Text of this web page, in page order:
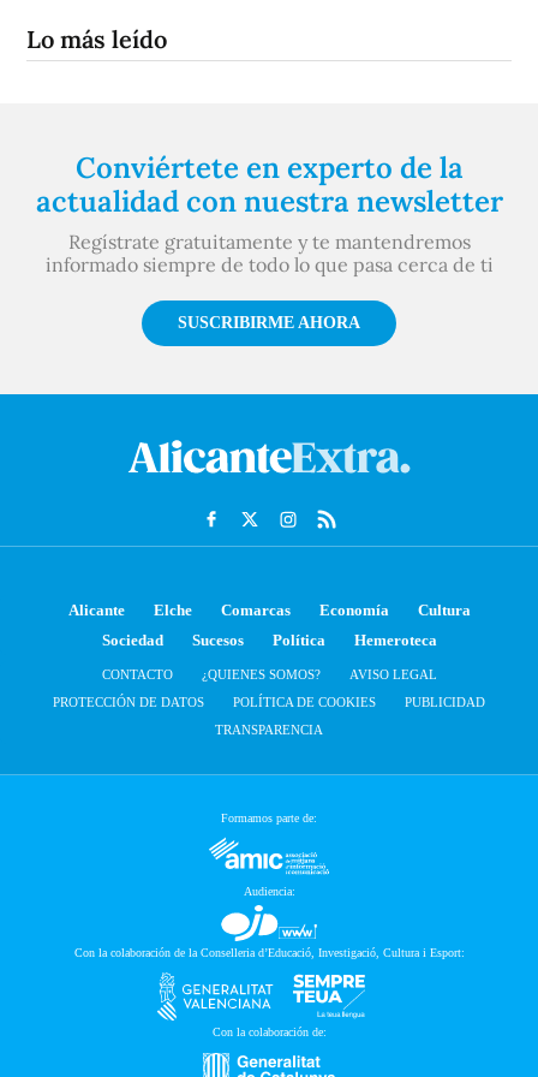
Lo más leído
Conviértete en experto de la
actualidad con nuestra newsletter
Regístrate gratuitamente y te mantendremos
informado siempre de todo lo que pasa cerca de ti
SUSCRIBIRME AHORA
Alicante Elche Comarcas Economía
Cultura
Sociedad
Sucesos Política Hemeroteca
CONTACTO ¿QUIENES SOMOS?
AVISO LEGAL
PROTECCIÓN DE DATOS
POLÍTICA DE COOKIES
PUBLICIDAD
TRANSPARENCIA
Formamos parte de:
Audiencia:
Con la colaboración de la Conselleria d’Educació, Investigació, Cultura i Esport:
Con la colaboración de: